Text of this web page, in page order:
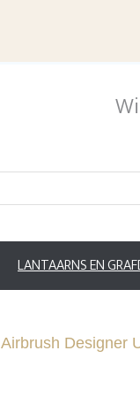
LANTAARNS EN
Airbrush Designer